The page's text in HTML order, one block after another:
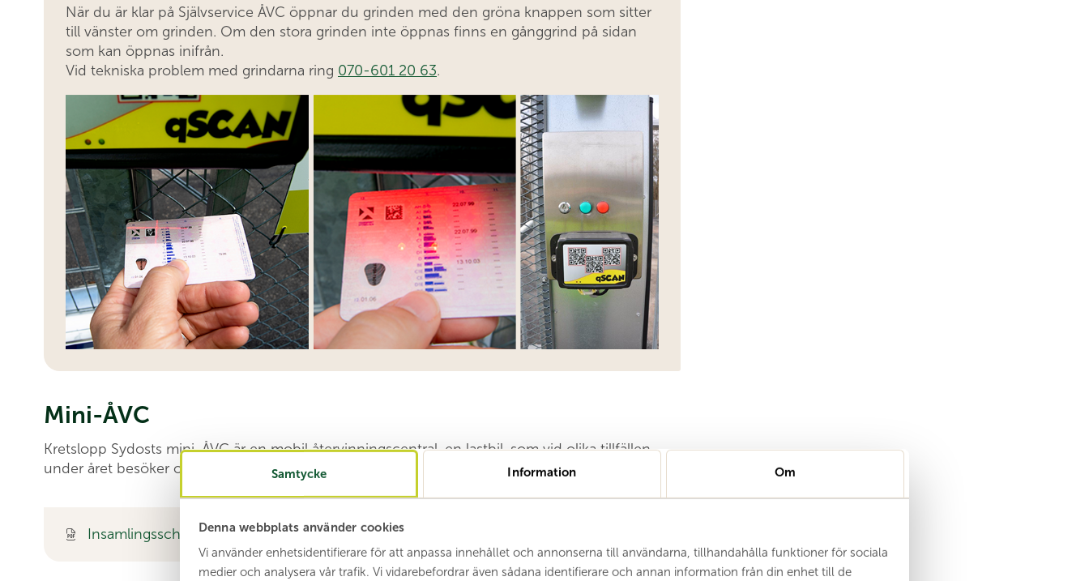
Samtycke Information Om
Denna webbplats använder cookies
Vi använder enhetsidentifierare för att anpassa innehållet och annonserna till användarna, tillhandahålla funktioner för sociala
medier och analysera vår trafik. Vi vidarebefordrar även sådana identifierare och annan information från din enhet till de
När du är klar på Självservice ÅVC öppnar du grinden med den gröna knappen som sitter
till vänster om grinden. Om den stora grinden inte öppnas finns en gånggrind på sidan
som kan öppnas inifrån.
Vid tekniska problem med grindarna ring 070-601 20 63.
Mini-ÅVC
Kretslopp Sydosts mini-ÅVC är en mobil återvinningscentral, en lastbil, som vid olika tillfällen
under året besöker orter runt om i Kretslopp Sydosts område enligt ett fastställt schema.
Insamlingsschema för mini-ÅVC 2026